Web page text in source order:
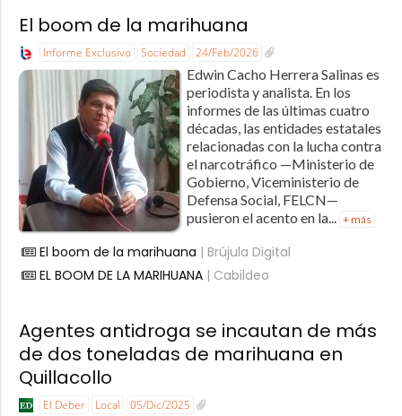
El boom de la marihuana
Informe Exclusivo Sociedad 24/Feb/2026
Edwin Cacho Herrera Salinas es
periodista y analista. En los
informes de las últimas cuatro
décadas, las entidades estatales
relacionadas con la lucha contra
el narcotráfico —Ministerio de
Gobierno, Viceministerio de
Defensa Social, FELCN—
pusieron el acento en la... + más
El boom de la marihuana | Brújula Digital
EL BOOM DE LA MARIHUANA| Cabildeo
Agentes antidroga se incautan de más
de dos toneladas de marihuana en
Quillacollo
El Deber Local 05/Dic/2025